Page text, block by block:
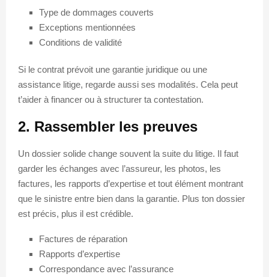
Type de dommages couverts
Exceptions mentionnées
Conditions de validité
Si le contrat prévoit une garantie juridique ou une
assistance litige, regarde aussi ses modalités. Cela peut
t’aider à financer ou à structurer ta contestation.
2. Rassembler les preuves
Un dossier solide change souvent la suite du litige. Il faut
garder les échanges avec l’assureur, les photos, les
factures, les rapports d’expertise et tout élément montrant
que le sinistre entre bien dans la garantie. Plus ton dossier
est précis, plus il est crédible.
Factures de réparation
Rapports d’expertise
Correspondance avec l’assurance